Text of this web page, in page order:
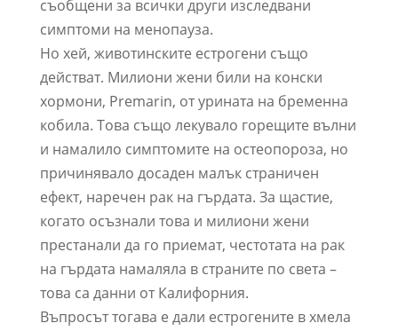
съобщени за всички други изследвани
симптоми на менопауза.
Но хей, животинските естрогени също
действат. Милиони жени били на конски
хормони, Premarin, от урината на бременна
кобила. Това също лекувало горещите вълни
и намалило симптомите на остеопороза, но
причинявало досаден малък страничен
ефект, наречен рак на гърдата. За щастие,
когато осъзнали това и милиони жени
престанали да го приемат, честотата на рак
на гърдата намаляла в страните по света –
това са данни от Калифорния.
Въпросът тогава е дали естрогените в хмела